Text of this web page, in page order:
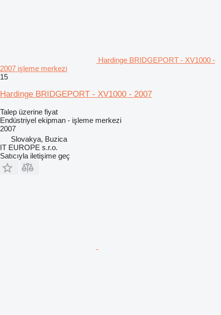
Hardinge BRIDGEPORT - XV1000 -
2007 işleme merkezi
15
Hardinge BRIDGEPORT - XV1000 - 2007
Talep üzerine fiyat
Endüstriyel ekipman - işleme merkezi
2007
Slovakya, Buzica
IT EUROPE s.r.o.
Satıcıyla iletişime geç